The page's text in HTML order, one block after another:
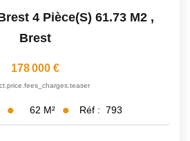
4 Pièce(s) 61.73 M2 ,
Brest
178 000 €
62 M² Réf : 793